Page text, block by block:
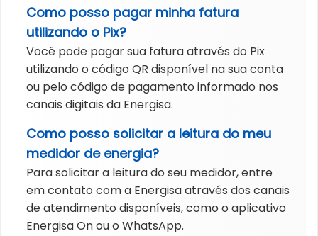
Como posso pagar minha fatura
utilizando o Pix?
Você pode pagar sua fatura através do Pix
utilizando o código QR disponível na sua conta
ou pelo código de pagamento informado nos
canais digitais da Energisa.
Como posso solicitar a leitura do meu
medidor de energia?
Para solicitar a leitura do seu medidor, entre
em contato com a Energisa através dos canais
de atendimento disponíveis, como o aplicativo
Energisa On ou o WhatsApp.